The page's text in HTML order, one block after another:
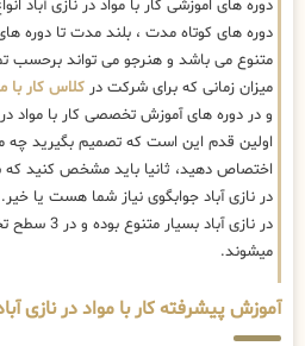
دوره های اموزشی کار با مواد در نازی آباد
دوره های کوتاه مدت ، بلند مدت تا دوره
متنوع می باشد و هنرجو می تواند برحسب
میزان زمانی که برای شرکت در کلاس کار با
و در دوره های آموزش تخصصی کار با مواد
اولین قدم این است که تصمیم بگیرید چه
اختصاص دهید، ثانیا باید مشخص کنید
در نازی آباد جوابگوی نیاز شما هست یا
در نازی
میشوند.
آموزش پیشرفته کار با مواد در نازی